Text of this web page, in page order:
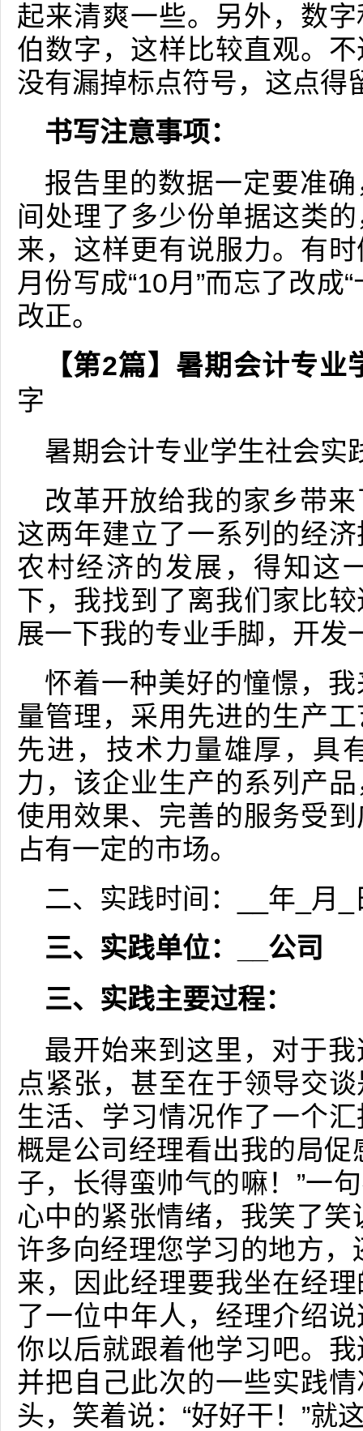
起来清爽一些。另外，数
伯数字，这样比较直观。
没有漏掉标点符号，这点得
书写注意事项：
报告里的数据一定要准
间处理了多少份单据这类
来，这样更有说服力。有
月份写成“10月”而忘了改成
改正。
【第2篇】暑期会计专
字
暑期会计专业学生社会实
改革开放给我的家乡带
这两年建立了一系列的经
农村经济的发展，得知这
下，我找到了离我们家比
展一下我的专业手脚，开发
怀着一种美好的憧憬，
量管理，采用先进的生产
先进，技术力量雄厚，具
力，该企业生产的系列产
使用效果、完善的服务受
占有一定的市场。
二、实践时间：__年_月
三、实践单位：__公司
三、实践主要过程：
最开始来到这里，对于
点紧张，甚至在于领导交
生活、学习情况作了一个
概是公司经理看出我的局促
子，长得蛮帅气的嘛！”一
心中的紧张情绪，我笑了笑
许多向经理您学习的地方，
来，因此经理要我坐在经
了一位中年人，经理介绍
你以后就跟着他学习吧。
并把自己此次的一些实践
头，笑着说：“好好干！”就